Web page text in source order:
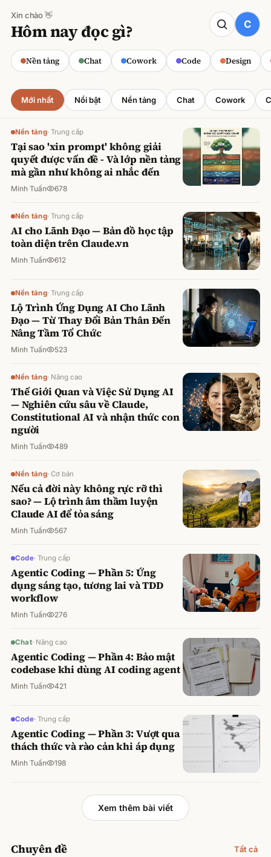
Xin chào 👋
Hôm nay đọc gì?
Nền tảng Chat Cowork Code Design
CODE
Claude cho Sales: Dự báo doanh số
chính xác
Minh Tuấn ·800 lượt xem
Mới nhất Nổi bật Nền tảng Chat Cowork
Nền tảng· Trung cấp
Tại sao 'xin prompt' không giải
quyết được vấn đề - Và lớp nền tảng
mà gần như không ai nhắc đến
Minh Tuấn 678
Nền tảng· Trung cấp
AI cho Lãnh Đạo — Bản đồ học tập
toàn diện trên Claude.vn
Minh Tuấn 612
Nền tảng· Trung cấp
Lộ Trình Ứng Dụng AI Cho Lãnh
Đạo — Từ Thay Đổi Bản Thân Đến
Nâng Tầm Tổ Chức
Minh Tuấn 523
Nền tảng· Nâng cao
Thế Giới Quan và Việc Sử Dụng AI
— Nghiên cứu sâu về Claude,
Constitutional AI và nhận thức con
người
Minh Tuấn 489
Nền tảng· Cơ bản
Nếu cả đời này không rực rỡ thì
sao? — Lộ trình âm thầm luyện
Claude AI để tỏa sáng
Minh Tuấn 567
Code· Trung cấp
Agentic Coding — Phần 5: Ứng
dụng sáng tạo, tương lai và TDD
workflow
Minh Tuấn 276
Chat· Nâng cao
Agentic Coding — Phần 4: Bảo mật
codebase khi dùng AI coding agent
Minh Tuấn 421
Code· Trung cấp
Agentic Coding — Phần 3: Vượt qua
thách thức và rào cản khi áp dụng
Minh Tuấn 198
Xem thêm bài viết
Chuyên đề Tất cả